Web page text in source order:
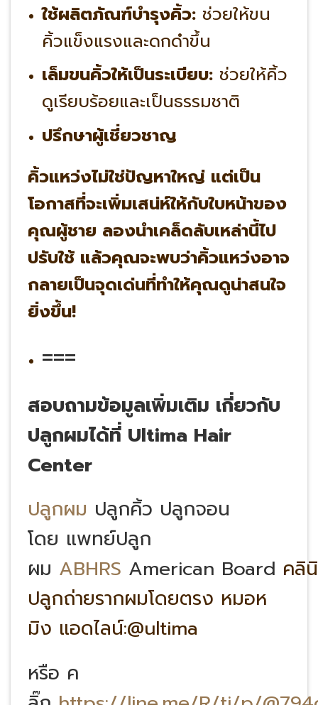
ใช้ผลิตภัณฑ์บำรุงคิ้ว:ช่วยให้ขน
คิ้วแข็งแรงและดกดำขึ้น
เล็มขนคิ้วให้เป็นระเบียบ:ช่วยให้คิ้ว
ดูเรียบร้อยและเป็นธรรมชาติ
ปรึกษาผู้เชี่ยวชาญ
คิ้วแหว่งไม่ใช่ปัญหาใหญ่ แต่เป็น
โอกาสที่จะเพิ่มเสน่ห์ให้กับใบหน้าของ
คุณผู้ชาย ลองนำเคล็ดลับเหล่านี้ไป
ปรับใช้ แล้วคุณจะพบว่าคิ้วแหว่งอาจ
กลายเป็นจุดเด่นที่ทำให้คุณดูน่าสนใจ
ยิ่งขึ้น!
===
สอบถามข้อมูลเพิ่มเติม เกี่ยวกับ
ปลูกผมได้ที่ Ultima Hair
Center
ปลูกผม ปลูกคิ้ว ปลูกจอน
โดย แพทย์ปลูก
ผม ABHRS American Board คลิ
ปลูกถ่ายรากผมโดยตรง หมอห
มิง แอดไลน์:@ultima
หรือ ค